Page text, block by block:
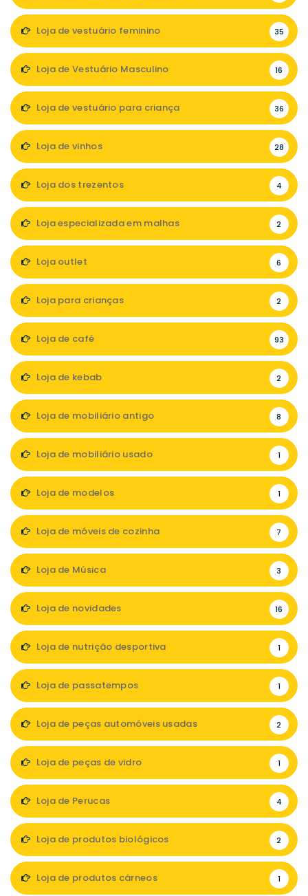
Loja de vestuário feminino 35
Loja de Vestuário Masculino 16
Loja de vestuário para criança 36
Loja de vinhos 28
Loja dos trezentos 4
Loja especializada em malhas 2
Loja outlet 6
Loja para crianças 2
Loja de café 93
Loja de kebab 2
Loja de mobiliário antigo 8
Loja de mobiliário usado 1
Loja de modelos 1
Loja de móveis de cozinha 7
Loja de Música 3
Loja de novidades 16
Loja de nutrição desportiva 1
Loja de passatempos 1
Loja de peças automóveis usadas 2
Loja de peças de vidro 1
Loja de Perucas 4
Loja de produtos biológicos 2
Loja de produtos cárneos 1